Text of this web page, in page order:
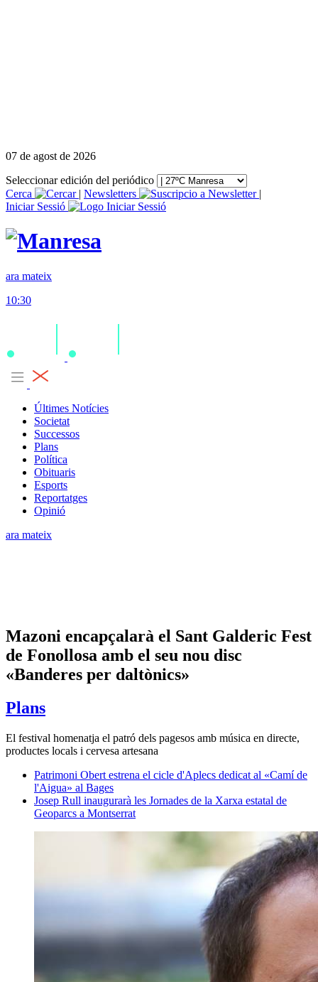
07 de agost de 2026
Seleccionar edición del periódico
Cerca
| Newsletters
|
Iniciar Sessió
ara mateix
10:30
Últimes Notícies
Societat
Successos
Plans
Política
Obituaris
Esports
Reportatges
Opinió
ara mateix
Mazoni encapçalarà el Sant Galderic Fest
de Fonollosa amb el seu nou disc
«Banderes per daltònics»
Plans
El festival homenatja el patró dels pagesos amb música en directe,
productes locals i cervesa artesana
Patrimoni Obert estrena el cicle d'Aplecs dedicat al «Camí de
l'Aigua» al Bages
Josep Rull inaugurarà les Jornades de la Xarxa estatal de
Geoparcs a Montserrat